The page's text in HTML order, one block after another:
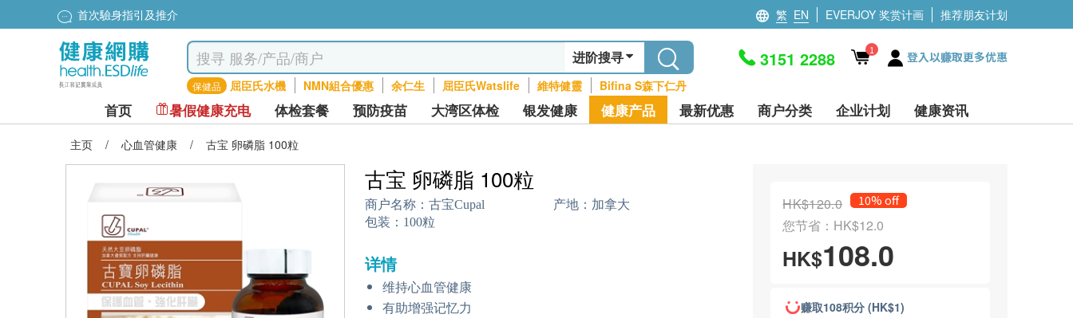
首次驗身指引及推介 繁 EN EVERJOY 奖赏计画 推荐朋友计划
进阶搜寻
保健品 屈臣氏水機 NMN組合優惠 余仁生 屈臣氏Watslife 維特健靈 Bifina S森下仁丹
3151 2288 1 登入以赚取更多优惠
首页 暑假健康充电 体检套餐 预防疫苗 大湾区体检 银发健康 健康产品 最新优惠 商户分类 企业计划 健康资讯
主页 / 心血管健康 / 古宝 卵磷脂 100粒
古宝 卵磷脂 100粒
商户名称： 古宝Cupal 产地： 加拿大
包装： 100粒
详情
维持心血管健康
有助增强记忆力
HK$120.0 10% off
您节省：HK$12.0
HK$108.0
赚取108积分 (HK$1)